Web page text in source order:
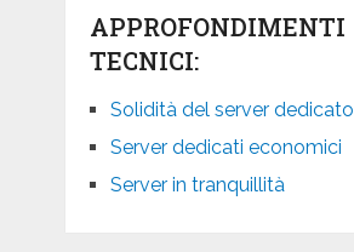
APPROFONDIMENTI
TECNICI:
Solidità del server dedicato
Server dedicati economici
Server in tranquillità